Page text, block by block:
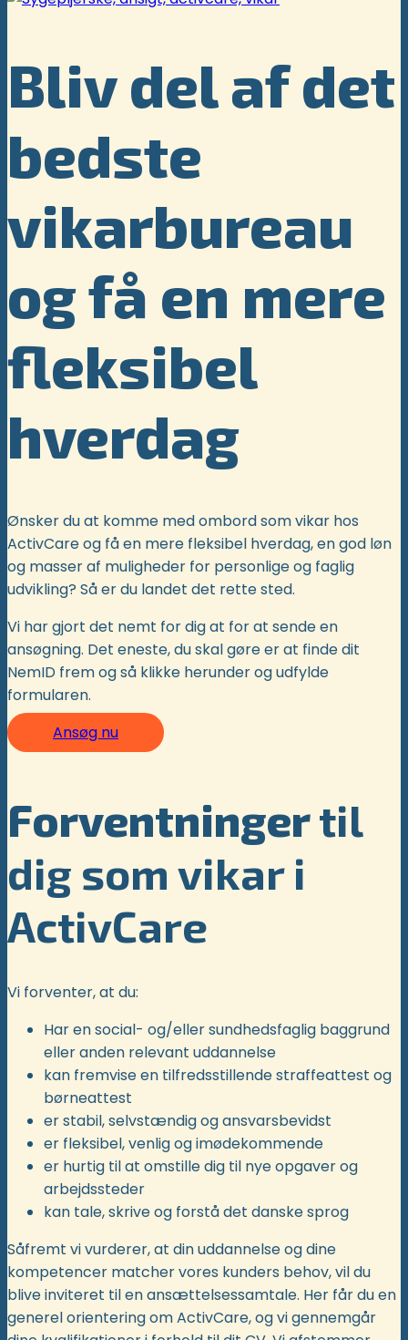
Bliv del af det
bedste
vikarbureau
og få en mere
fleksibel
hverdag
Ønsker du at komme med ombord som vikar hos
ActivCare og få en mere fleksibel hverdag, en god løn
og masser af muligheder for personlige og faglig
udvikling? Så er du landet det rette sted.
Vi har gjort det nemt for dig at for at sende en
ansøgning. Det eneste, du skal gøre er at finde dit
NemID frem og så klikke herunder og udfylde
formularen.
Ansøg nu
Forventningertil
dig som vikar i
ActivCare
Vi forventer, at du:
Har en social- og/eller sundhedsfaglig baggrund
eller anden relevant uddannelse
kan fremvise en tilfredsstillende straffeattest og
børneattest
er stabil, selvstændig og ansvarsbevidst
er fleksibel, venlig og imødekommende
er hurtig til at omstille dig til nye opgaver og
arbejdssteder
kan tale, skrive og forstå det danske sprog
Såfremt vi vurderer, at din uddannelse og dine
kompetencer matcher vores kunders behov, vil du
blive inviteret til en ansættelsessamtale. Her får du en
generel orientering om ActivCare, og vi gennemgår